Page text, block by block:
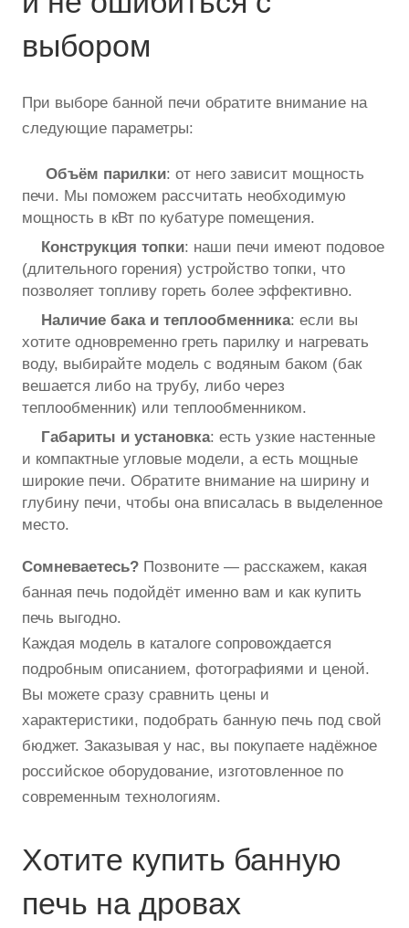
выбором
При выборе банной печи обратите внимание на
следующие параметры:
Объём парилки: от него зависит мощность
печи. Мы поможем рассчитать необходимую
мощность в кВт по кубатуре помещения.
Конструкция топки: наши печи имеют подовое
(длительного горения) устройство топки, что
позволяет топливу гореть более эффективно.
Наличие бака и теплообменника: если вы
хотите одновременно греть парилку и нагревать
воду, выбирайте модель с водяным баком (бак
вешается либо на трубу, либо через
теплообменник) или теплообменником.
Габариты и установка: есть узкие настенные
и компактные угловые модели, а есть мощные
широкие печи. Обратите внимание на ширину и
глубину печи, чтобы она вписалась в выделенное
место.
Сомневаетесь? Позвоните — расскажем, какая
банная печь подойдёт именно вам и как купить
печь выгодно.
Каждая модель в каталоге сопровождается
подробным описанием, фотографиями и ценой.
Вы можете сразу сравнить цены и
характеристики, подобрать банную печь под свой
бюджет. Заказывая у нас, вы покупаете надёжное
российское оборудование, изготовленное по
современным технологиям.
Хотите купить банную
печь на дровах